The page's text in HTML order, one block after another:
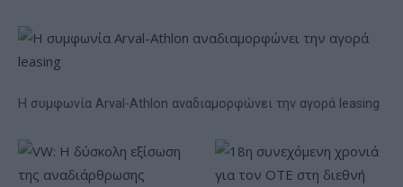
Η συμφωνία Arval-Athlon αναδιαμορφώνει την αγορά leasing